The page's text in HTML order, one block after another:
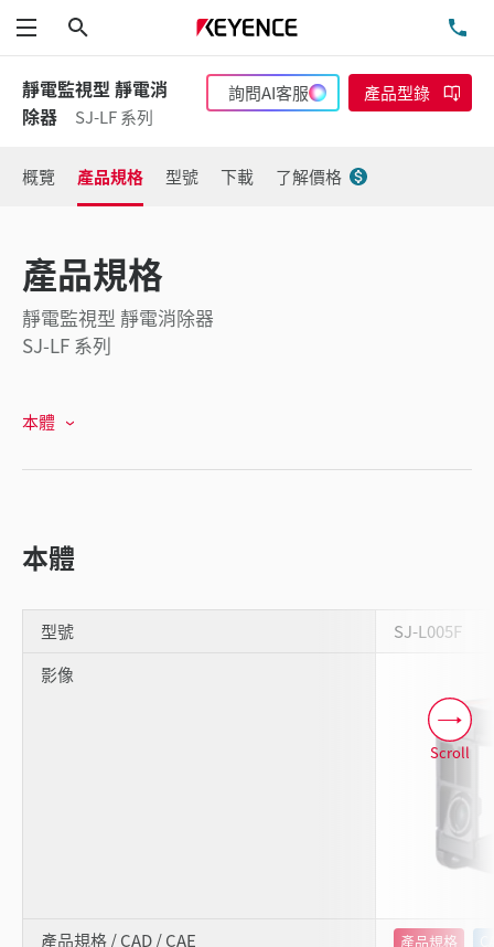
功能表
靜電監視型 靜電消
除器
SJ-LF 系列
詢問AI客服 產品型錄
概覽 產品規格 型號 下載 了解價格
產品規格
靜電監視型 靜電消除器
SJ-LF 系列
本體
本體
型號
SJ-L005F
影像
產品規格 / CAD / CAE 產品規格
Scroll